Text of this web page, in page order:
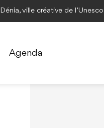
Dénia, ville créative de l’Unesco
Agenda